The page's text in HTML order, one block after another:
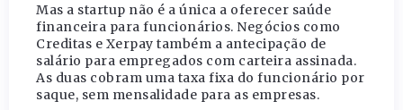
Mas a startup não é a única a oferecer saúde
financeira para funcionários. Negócios como
Creditas e Xerpay também a antecipação de
salário para empregados com carteira assinada.
As duas cobram uma taxa fixa do funcionário por
saque, sem mensalidade para as empresas.